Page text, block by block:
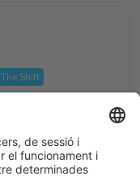
The Shift